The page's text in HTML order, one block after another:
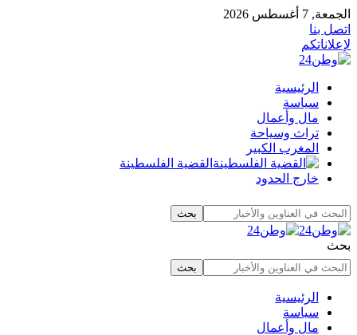
الجمعة, 7 أغسطس 2026
اتصل بنا
لإعلاناتكم
الرئيسية
سياسة
مال وأعمال
تراث وسياحة
المغرب الكبير
القضية الفلسطينة
خارج الحدود
بحث
الرئيسية
سياسة
مال وأعمال